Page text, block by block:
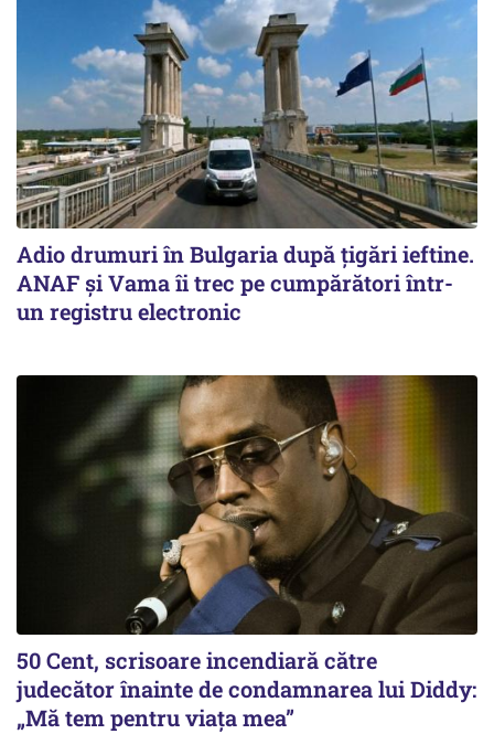
Adio drumuri în Bulgaria după țigări ieftine.
ANAF și Vama îi trec pe cumpărători într-
un registru electronic
50 Cent, scrisoare incendiară către
judecător înainte de condamnarea lui Diddy:
„Mă tem pentru viața mea”